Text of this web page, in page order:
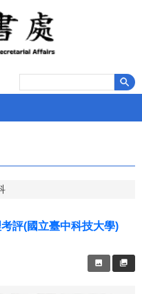
評(國立臺中科技大學)